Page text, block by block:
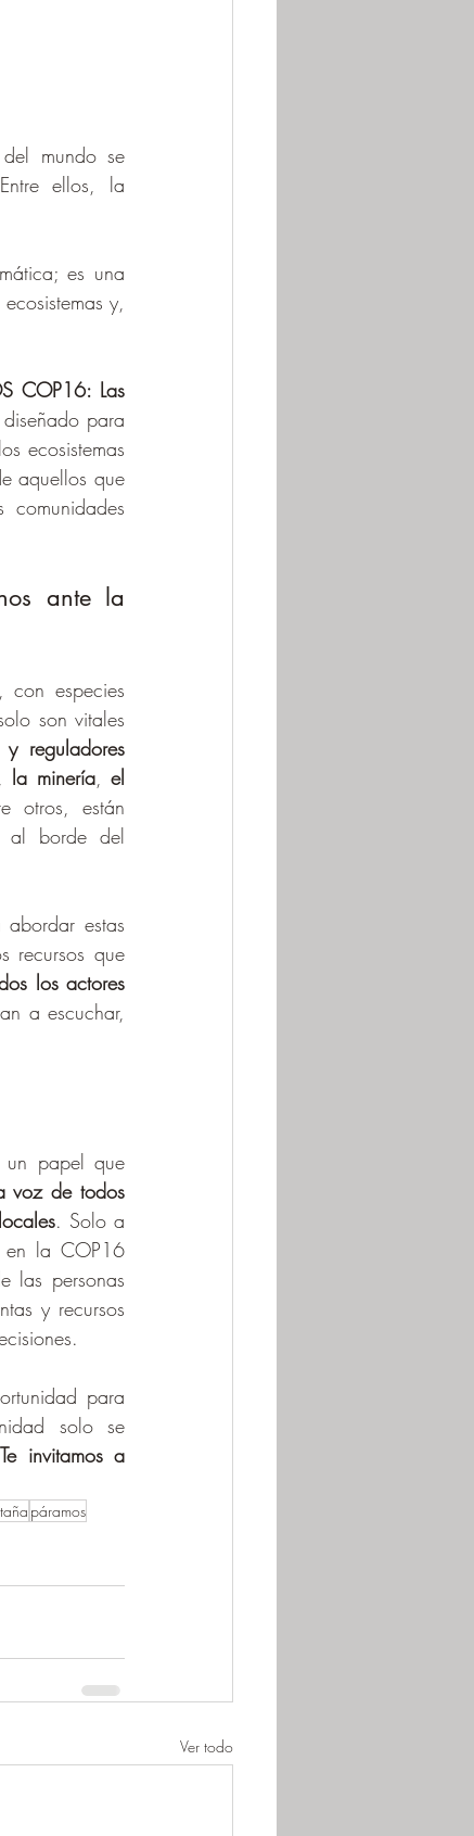
mundo se
ellos, la
es una
y,
COP16: Las
para
ecosistemas
aquellos que
comunidades
ante la
con especies
son vitales
reguladores
la minería, el
otros, están
al borde del
estas
recursos que
los actores
a escuchar,
un papel que
de todos
. Solo a
en la COP16
las personas
y recursos
para
solo se
Te invitamos a
páramos
Ver todo